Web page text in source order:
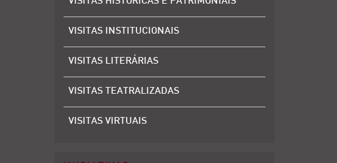
VISITAS INSTITUCIONAIS
VISITAS LITERÁRIAS
VISITAS TEATRALIZADAS
VISITAS VIRTUAIS